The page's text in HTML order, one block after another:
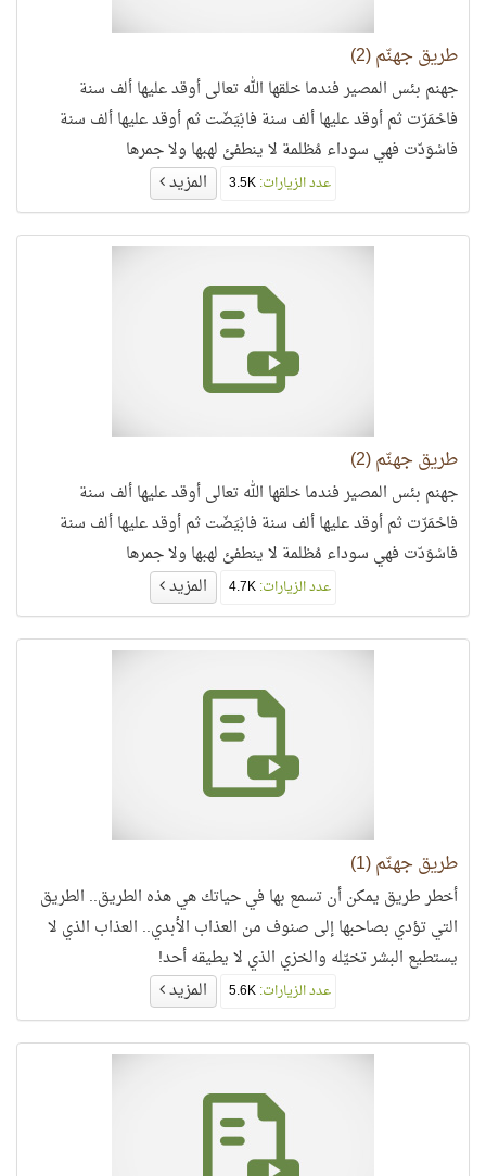
طريق جهنّم (2)
جهنم بئس المصير فندما خلقها الله تعالى أوقد عليها ألف سنة
فاحْمَرّت ثم أوقد عليها ألف سنة فابْيَضّت ثم أوقد عليها ألف سنة
فاسْوَدّت فهي سوداء مُظلمة لا ينطفئ لهبها ولا جمرها
عدد الزيارات: المزيد
طريق جهنّم (2)
جهنم بئس المصير فندما خلقها الله تعالى أوقد عليها ألف سنة
فاحْمَرّت ثم أوقد عليها ألف سنة فابْيَضّت ثم أوقد عليها ألف سنة
فاسْوَدّت فهي سوداء مُظلمة لا ينطفئ لهبها ولا جمرها
عدد الزيارات: المزيد
طريق جهنّم (1)
أخطر طريق يمكن أن تسمع بها في حياتك هي هذه الطريق.. الطريق
التي تؤدي بصاحبها إلى صنوف من العذاب الأبدي.. العذاب الذي لا
يستطيع البشر تخيّله والخزي الذي لا يطيقه أحد!
عدد الزيارات: المزيد